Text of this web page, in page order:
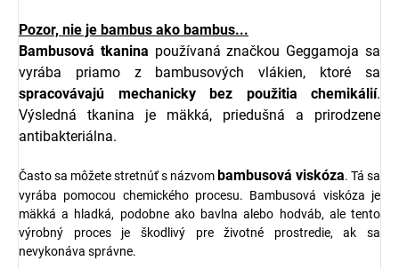
Pozor, nie je bambus ako bambus...
Bambusová tkanina používaná značkou Geggamoja sa
vyrába priamo z bambusových vlákien, ktoré sa
spracovávajú mechanicky bez použitia chemikálií.
Výsledná tkanina je mäkká, priedušná a prirodzene
antibakteriálna.
Často sa môžete stretnúť s názvombambusová viskóza. Tá sa
vyrába pomocou chemického procesu. Bambusová viskóza je
mäkká a hladká, podobne ako bavlna alebo hodváb, ale tento
výrobný proces je škodlivý pre životné prostredie, ak sa
nevykonáva správne.